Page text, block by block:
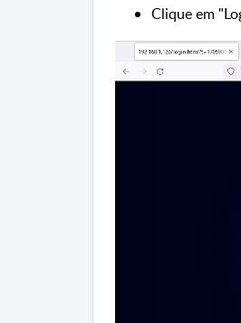
Clique em